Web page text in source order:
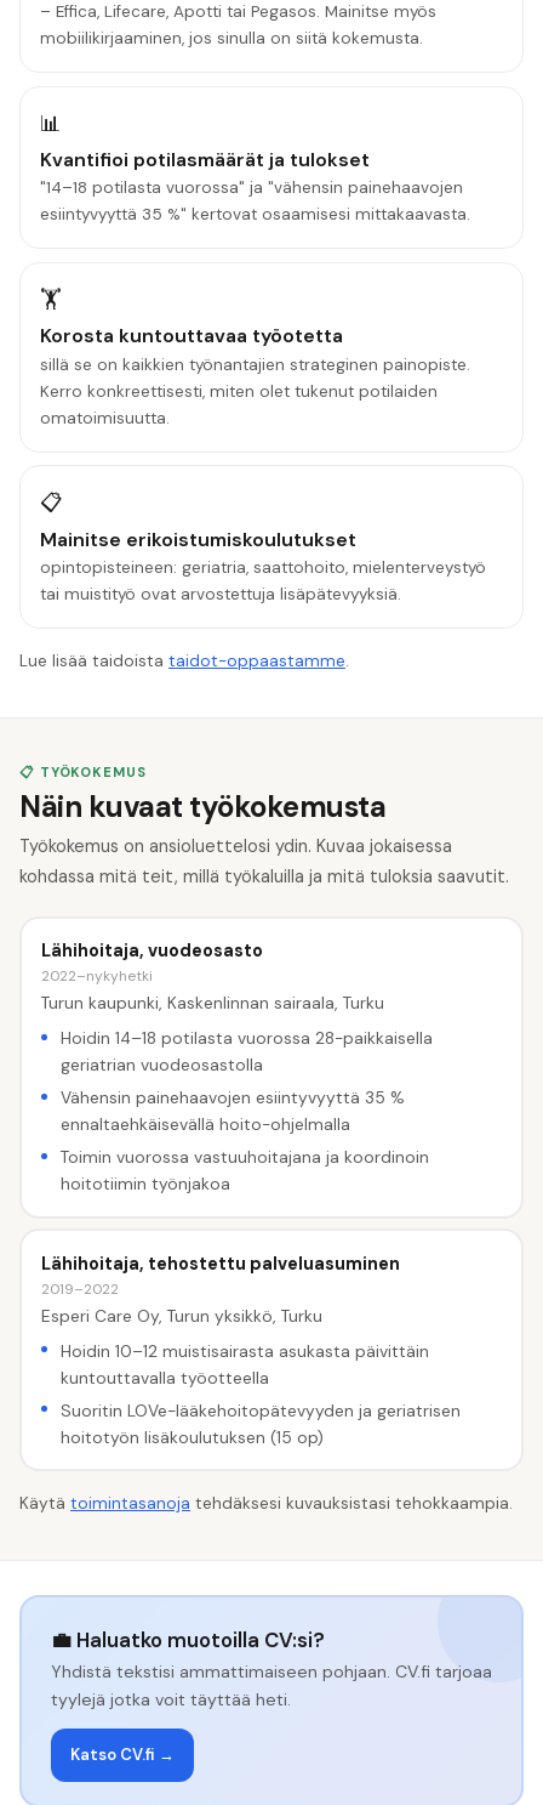
– Effica, Lifecare, Apotti tai Pegasos. Mainitse myös
mobiilikirjaaminen, jos sinulla on siitä kokemusta.
📊
Kvantifioi potilasmäärät ja tulokset
"14–18 potilasta vuorossa" ja "vähensin painehaavojen
esiintyvyyttä 35 %" kertovat osaamisesi mittakaavasta.
🏋️
Korosta kuntouttavaa työotetta
sillä se on kaikkien työnantajien strateginen painopiste.
Kerro konkreettisesti, miten olet tukenut potilaiden
omatoimisuutta.
📋
Mainitse erikoistumiskoulutukset
opintopisteineen: geriatria, saattohoito, mielenterveystyö
tai muistityö ovat arvostettuja lisäpätevyyksiä.
Lue lisää taidoista taidot-oppaastamme.
📋 TYÖKOKEMUS
Näin kuvaat työkokemusta
Työkokemus on ansioluettelosi ydin. Kuvaa jokaisessa
kohdassa mitä teit, millä työkaluilla ja mitä tuloksia saavutit.
Lähihoitaja, vuodeosasto
2022–nykyhetki
Turun kaupunki, Kaskenlinnan sairaala, Turku
Hoidin 14–18 potilasta vuorossa 28-paikkaisella
geriatrian vuodeosastolla
Vähensin painehaavojen esiintyvyyttä 35 %
ennaltaehkäisevällä hoito-ohjelmalla
Toimin vuorossa vastuuhoitajana ja koordinoin
hoitotiimin työnjakoa
Lähihoitaja, tehostettu palveluasuminen
2019–2022
Esperi Care Oy, Turun yksikkö, Turku
Hoidin 10–12 muistisairasta asukasta päivittäin
kuntouttavalla työotteella
Suoritin LOVe-lääkehoitopätevyyden ja geriatrisen
hoitotyön lisäkoulutuksen (15 op)
Käytä toimintasanoja tehdäksesi kuvauksistasi tehokkaampia.
💼 Haluatko muotoilla CV:si?
Yhdistä tekstisi ammattimaiseen pohjaan. CV.fi tarjoaa
tyylejä jotka voit täyttää heti.
Katso CV.fi →